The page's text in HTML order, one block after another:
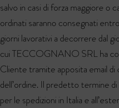
salvo in casi di forza maggiore
ordinati saranno consegnati
giorni lavorativi a decorrere dal
cui TECCOGNANO SRL ha
Cliente tramite apposita email di
dell’ordine. Il predetto termine di
per le spedizioni in Italia e